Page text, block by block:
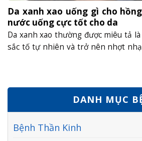
Da xanh xao uống gì cho
nước uống cực tốt cho da
Da xanh xao thường được miêu tả
sắc tố tự nhiên và trở nên nhợt
DANH MỤC
Bệnh Thần Kinh